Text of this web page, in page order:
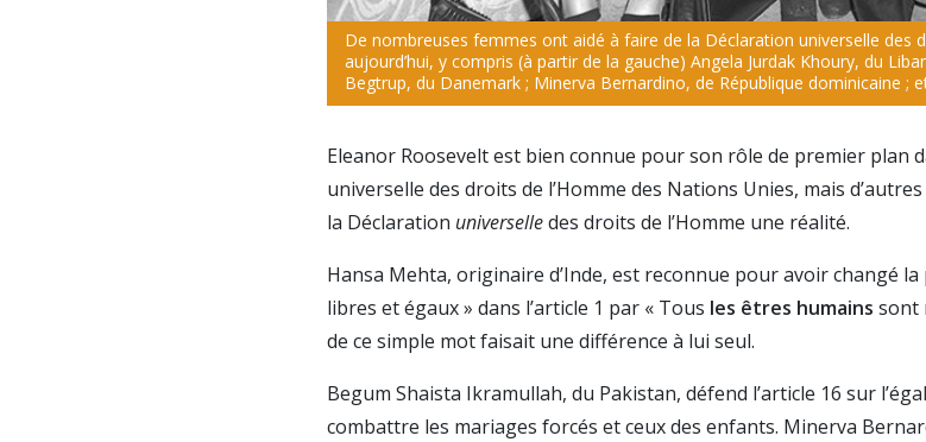
De nombreuses femmes ont aidé à faire de la Déclaration universelle des
aujourd’hui, y compris (à partir de la gauche) Angela Jurdak Khoury, du
Begtrup, du Danemark ; Minerva Bernardino, de République dominicaine ;
Eleanor Roosevelt est bien connue pour son rôle de premier plan
universelle des droits de l’Homme des Nations Unies, mais
la Déclaration universelledes droits de l’Homme une réalité.
Hansa Mehta, originaire d’Inde, est reconnue pour avoir changé la
libres et égaux » dans l’article 1 par « Tous les êtres humains sont
de ce simple mot faisait une différence à lui seul.
Begum Shaista Ikramullah, du Pakistan, défend l’article 16 sur
combattre les mariages forcés et ceux des enfants. Minerva